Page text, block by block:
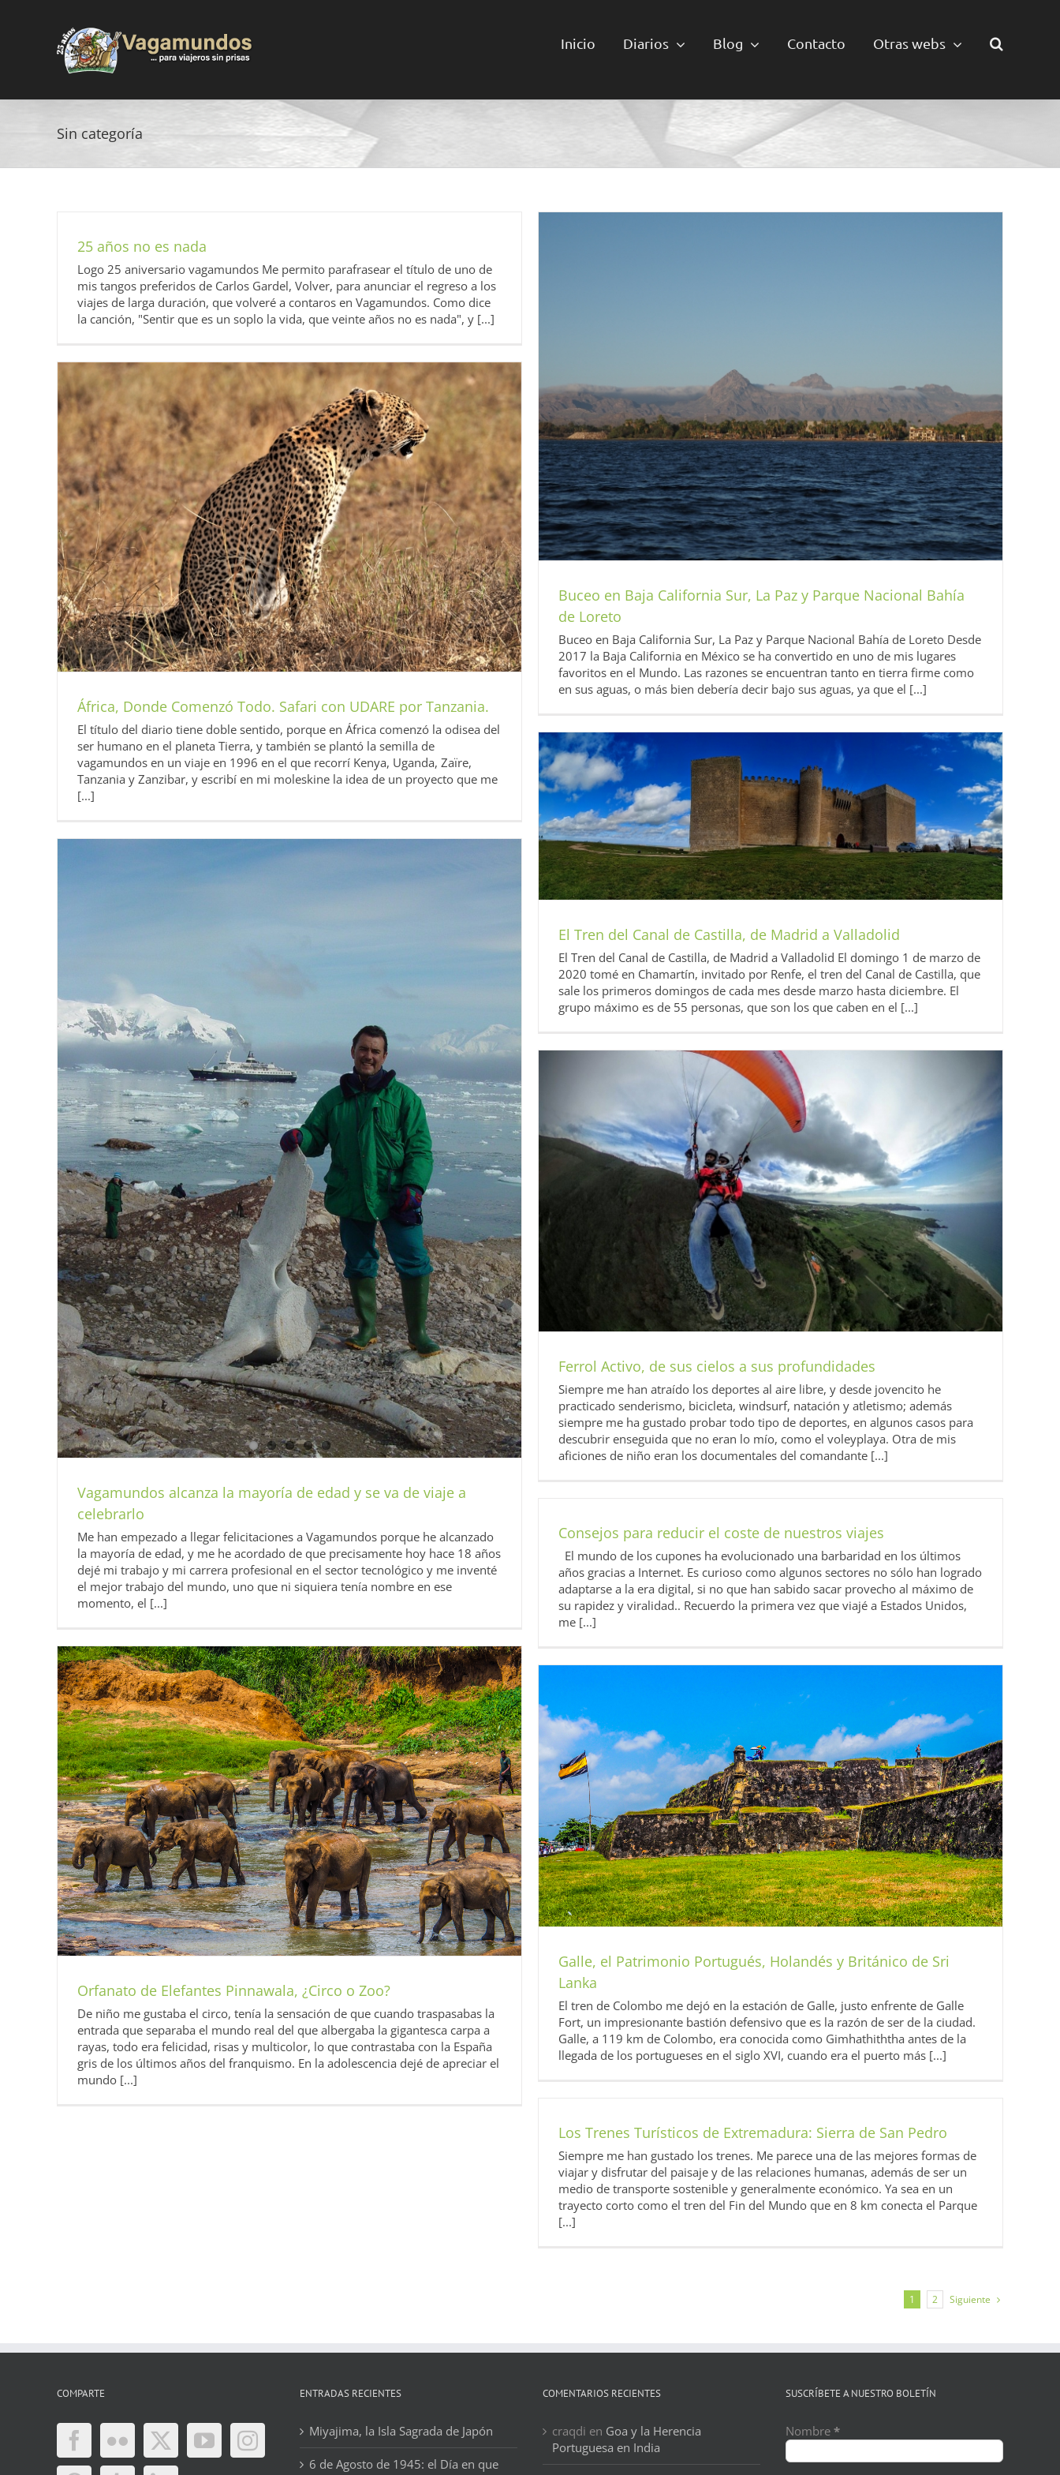
Inicio Diarios Blog Contacto Otras webs
Sin categoría
25 años no es nada
Logo 25 aniversario vagamundos Me permito parafrasear el título de uno de
mis tangos preferidos de Carlos Gardel, Volver, para anunciar el regreso a los
viajes de larga duración, que volveré a contaros en Vagamundos. Como dice
la canción, "Sentir que es un soplo la vida, que veinte años no es nada", y [...]
Buceo en Baja California Sur, La Paz y Parque Nacional Bahía de Loreto
dive diving Mexico Mundo submarino Sin categoría
Buceo en Baja California Sur, La Paz y Parque Nacional Bahía
de Loreto
Buceo en Baja California Sur, La Paz y Parque Nacional Bahía de Loreto Desde
2017 la Baja California en México se ha convertido en uno de mis lugares
favoritos en el Mundo. Las razones se encuentran tanto en tierra firme como
en sus aguas, o más bien debería decir bajo sus aguas, ya que el [...]
África, Donde Comenzó Todo. Safari con UDARE por Tanzania.
El título del diario tiene doble sentido, porque en África comenzó la odisea del
ser humano en el planeta Tierra, y también se plantó la semilla de
vagamundos en un viaje en 1996 en el que recorrí Kenya, Uganda, Zaïre,
Tanzania y Zanzibar, y escribí en mi moleskine la idea de un proyecto que me
[...]
España Sin categoría
El Tren del Canal de Castilla, de Madrid a Valladolid
El Tren del Canal de Castilla, de Madrid a Valladolid El domingo 1 de marzo de
2020 tomé en Chamartín, invitado por Renfe, el tren del Canal de Castilla, que
sale los primeros domingos de cada mes desde marzo hasta diciembre. El
grupo máximo es de 55 personas, que son los que caben en el [...]
Vagamundos alcanza la mayoría de edad y se va de viaje a
celebrarlo
Me han empezado a llegar felicitaciones a Vagamundos porque he alcanzado
la mayoría de edad, y me he acordado de que precisamente hoy hace 18 años
dejé mi trabajo y mi carrera profesional en el sector tecnológico y me inventé
el mejor trabajo del mundo, uno que ni siquiera tenía nombre en ese
momento, el [...]
Ferrol Activo, de sus cielos a sus profundidades
A Coruña España Europa Galicia Mundo submarino Sin categoría
Ferrol Activo, de sus cielos a sus profundidades
Siempre me han atraído los deportes al aire libre, y desde jovencito he
practicado senderismo, bicicleta, windsurf, natación y atletismo; además
siempre me ha gustado probar todo tipo de deportes, en algunos casos para
descubrir enseguida que no eran lo mío, como el voleyplaya. Otra de mis
aficiones de niño eran los documentales del comandante [...]
Consejos para reducir el coste de nuestros viajes
El mundo de los cupones ha evolucionado una barbaridad en los últimos
años gracias a Internet. Es curioso como algunos sectores no sólo han logrado
adaptarse a la era digital, si no que han sabido sacar provecho al máximo de
su rapidez y viralidad.. Recuerdo la primera vez que viajé a Estados Unidos,
me [...]
Orfanato de Elefantes Pinnawala, ¿Circo o Zoo?
De niño me gustaba el circo, tenía la sensación de que cuando traspasabas la
entrada que separaba el mundo real del que albergaba la gigantesca carpa a
rayas, todo era felicidad, risas y multicolor, lo que contrastaba con la España
gris de los últimos años del franquismo. En la adolescencia dejé de apreciar el
mundo [...]
Galle, el Patrimonio Portugués, Holandés y Británico de Sri Lanka
Asia Diarios 2016. Maldivas y Sri Lanka Sin categoría Sri Lanka
Galle, el Patrimonio Portugués, Holandés y Británico de Sri
Lanka
El tren de Colombo me dejó en la estación de Galle, justo enfrente de Galle
Fort, un impresionante bastión defensivo que es la razón de ser de la ciudad.
Galle, a 119 km de Colombo, era conocida como Gimhathiththa antes de la
llegada de los portugueses en el siglo XVI, cuando era el puerto más [...]
Los Trenes Turísticos de Extremadura: Sierra de San Pedro
Siempre me han gustado los trenes. Me parece una de las mejores formas de
viajar y disfrutar del paisaje y de las relaciones humanas, además de ser un
medio de transporte sostenible y generalmente económico. Ya sea en un
trayecto corto como el tren del Fin del Mundo que en 8 km conecta el Parque
[...]
1 2 Siguiente
COMPARTE ENTRADAS RECIENTES
Miyajima, la Isla Sagrada de Japón
6 de Agosto de 1945: el Día en que
COMENTARIOS RECIENTES
craqdi en Goa y la Herencia
Portuguesa en India
SUSCRÍBETE A NUESTRO BOLETÍN
Nombre *